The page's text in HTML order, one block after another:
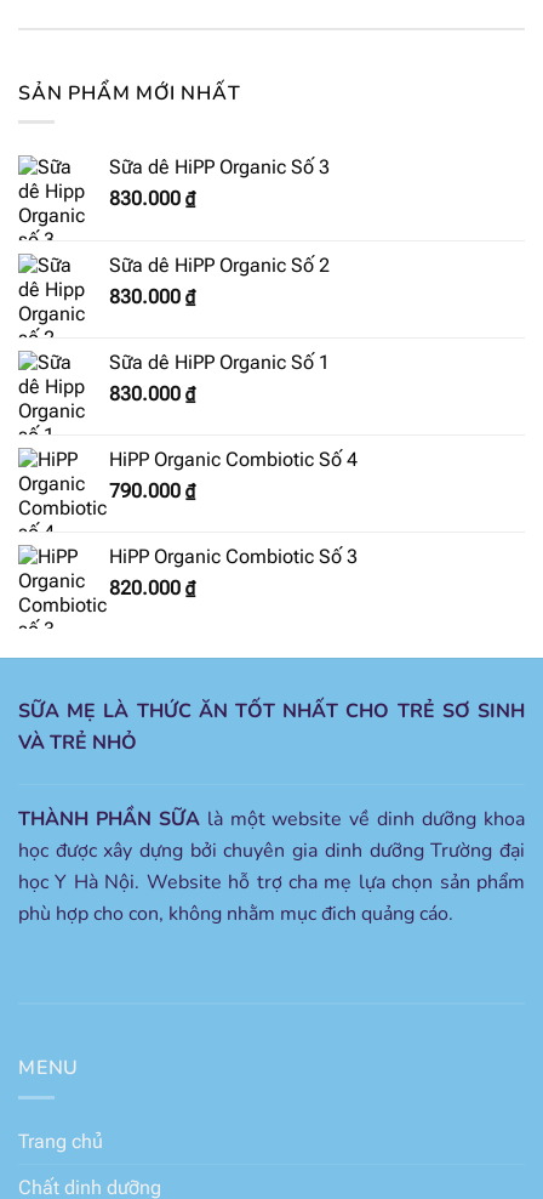
SẢN PHẨM MỚI NHẤT
Sữa dê HiPP Organic Số 3
830.000 ₫
Sữa dê HiPP Organic Số 2
830.000 ₫
Sữa dê HiPP Organic Số 1
830.000 ₫
HiPP Organic Combiotic Số 4
790.000 ₫
HiPP Organic Combiotic Số 3
820.000 ₫
SỮA MẸ LÀ THỨC ĂN TỐT NHẤT CHO TRẺ SƠ SINH
VÀ TRẺ NHỎ
THÀNH PHẦN SỮA là một website về dinh dưỡng khoa
học được xây dựng bởi chuyên gia dinh dưỡng Trường đại
học Y Hà Nội. Website hỗ trợ cha mẹ lựa chọn sản phẩm
phù hợp cho con, không nhằm mục đich quảng cáo.
MENU
Trang chủ
Chất dinh dưỡng